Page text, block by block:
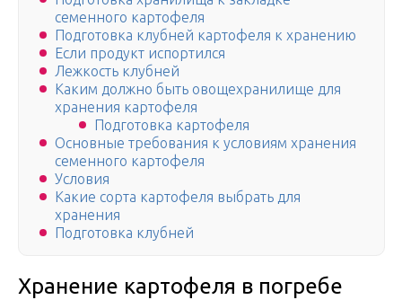
семенного картофеля
Подготовка клубней картофеля к хранению
Если продукт испортился
Лежкость клубней
Каким должно быть овощехранилище для
хранения картофеля
Подготовка картофеля
Основные требования к условиям хранения
семенного картофеля
Условия
Какие сорта картофеля выбрать для
хранения
Подготовка клубней
Хранение картофеля в погребе